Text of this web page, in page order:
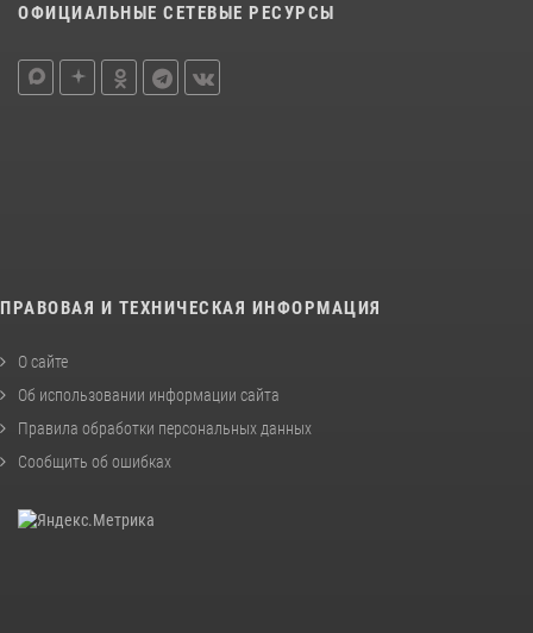
ОФИЦИАЛЬНЫЕ СЕТЕВЫЕ РЕСУРСЫ
ПРАВОВАЯ И ТЕХНИЧЕСКАЯ ИНФОРМАЦИЯ
О сайте
Об использовании информации сайта
Правила обработки персональных данных
Сообщить об ошибках